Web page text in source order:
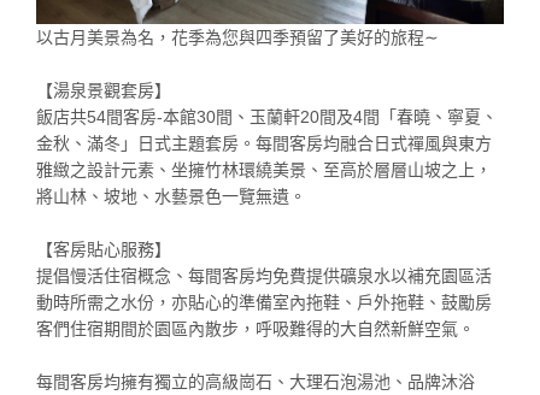
以古月美景為名，花季為您與四季預留了美好的旅程∼
【湯泉景觀套房】
飯店共54間客房-本館30間、玉蘭軒20間及4間「春曉、寧夏、
金秋、滿冬」日式主題套房。每間客房均融合日式禪風與東方
雅緻之設計元素、坐擁竹林環繞美景、至高於層層山坡之上，
將山林、坡地、水藝景色一覽無遺。
【客房貼心服務】
提倡慢活住宿概念、每間客房均免費提供礦泉水以補充園區活
動時所需之水份，亦貼心的準備室內拖鞋、戶外拖鞋、鼓勵房
客們住宿期間於園區內散步，呼吸難得的大自然新鮮空氣。
每間客房均擁有獨立的高級崗石、大理石泡湯池、品牌沐浴